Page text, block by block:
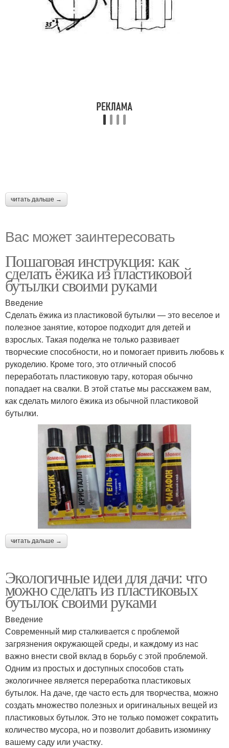
читать дальше →
Вас может заинтересовать
Пошаговая инструкция: как
сделать ёжика из пластиковой
бутылки своими руками
Введение
Сделать ёжика из пластиковой бутылки — это веселое и
полезное занятие, которое подходит для детей и
взрослых. Такая поделка не только развивает
творческие способности, но и помогает привить любовь к
рукоделию. Кроме того, это отличный способ
переработать пластиковую тару, которая обычно
попадает на свалки. В этой статье мы расскажем вам,
как сделать милого ёжика из обычной пластиковой
бутылки.
читать дальше →
Экологичные идеи для дачи: что
можно сделать из пластиковых
бутылок своими руками
Введение
Современный мир сталкивается с проблемой
загрязнения окружающей среды, и каждому из нас
важно внести свой вклад в борьбу с этой проблемой.
Одним из простых и доступных способов стать
экологичнее является переработка пластиковых
бутылок. На даче, где часто есть для творчества, можно
создать множество полезных и оригинальных вещей из
пластиковых бутылок. Это не только поможет сократить
количество мусора, но и позволит добавить изюминку
вашему саду или участку.